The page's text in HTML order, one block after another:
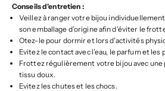
Conseils d'entretien :
Veillez à ranger votre bijou individuellement
son emballage d’origine afin d’éviter le
Otez-le pour dormir et lors d’activités
Evitez le contact avec l’eau, le parfum et
Frottez régulièrement votre bijou avec une
tissu doux.
Evitez les chutes et les chocs.